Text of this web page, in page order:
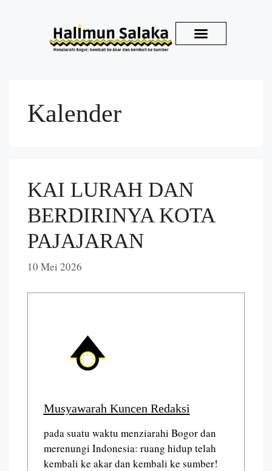
Kalender
KAI LURAH DAN
BERDIRINYA KOTA
PAJAJARAN
10 Mei 2026
Musyawarah Kuncen Redaksi
pada suatu waktu menziarahi Bogor dan
merenungi Indonesia: ruang hidup telah
kembali ke akar dan kembali ke sumber!